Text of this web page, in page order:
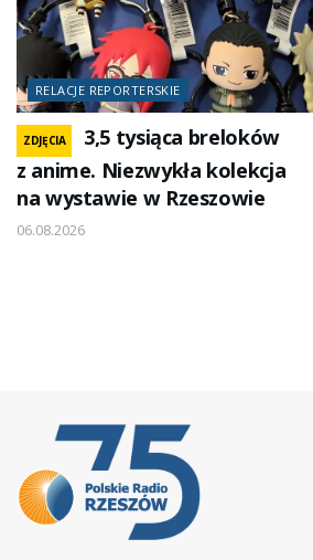
RELACJE REPORTERSKIE
ZDJĘCIA
3,5 tysiąca breloków
z anime. Niezwykła kolekcja
na wystawie w Rzeszowie
06.08.2026